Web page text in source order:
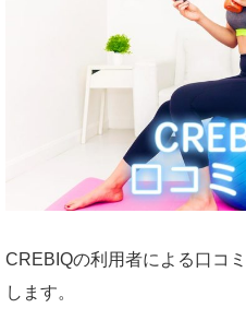
CREBIQの利用者による口コ
します。